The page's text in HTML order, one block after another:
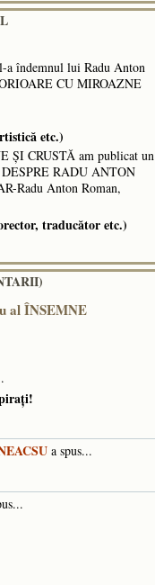
a îndemnul lui Radu Anton
CU MIROAZNE
etc.)
ȘI CRUSTĂ am publicat un
RADU ANTON
Radu Anton Roman,
traducător etc.)
al ÎNSEMNE
a spus...